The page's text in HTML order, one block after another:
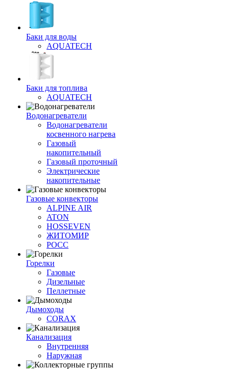
Баки для воды
AQUATECH
Баки для топлива
AQUATECH
Водонагреватели
Водонагреватели
косвенного нагрева
Газовый
накопительный
Газовый проточный
Электрические
накопительные
Газовые конвекторы
ALPINE AIR
ATON
HOSSEVEN
ЖИТОМИР
РОСС
Горелки
Газовые
Дизельные
Пеллетные
Дымоходы
CORAX
Канализация
Внутренняя
Наружная